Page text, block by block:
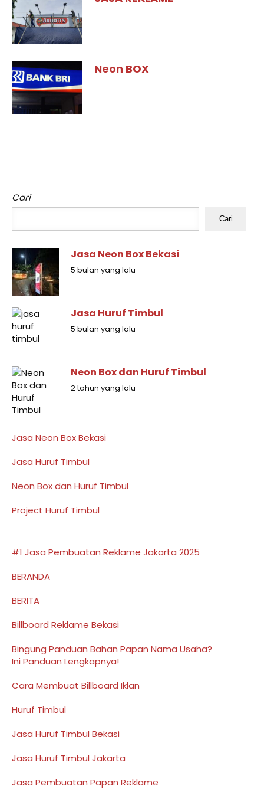
Neon BOX
Cari
Cari
Jasa Neon Box Bekasi
5 bulan yang lalu
Jasa Huruf Timbul
5 bulan yang lalu
Neon Box dan Huruf Timbul
2 tahun yang lalu
Jasa Neon Box Bekasi
Jasa Huruf Timbul
Neon Box dan Huruf Timbul
Project Huruf Timbul
#1 Jasa Pembuatan Reklame Jakarta 2025
BERANDA
BERITA
Billboard Reklame Bekasi
Bingung Panduan Bahan Papan Nama Usaha?
Ini Panduan Lengkapnya!
Cara Membuat Billboard Iklan
Huruf Timbul
Jasa Huruf Timbul Bekasi
Jasa Huruf Timbul Jakarta
Jasa Pembuatan Papan Reklame